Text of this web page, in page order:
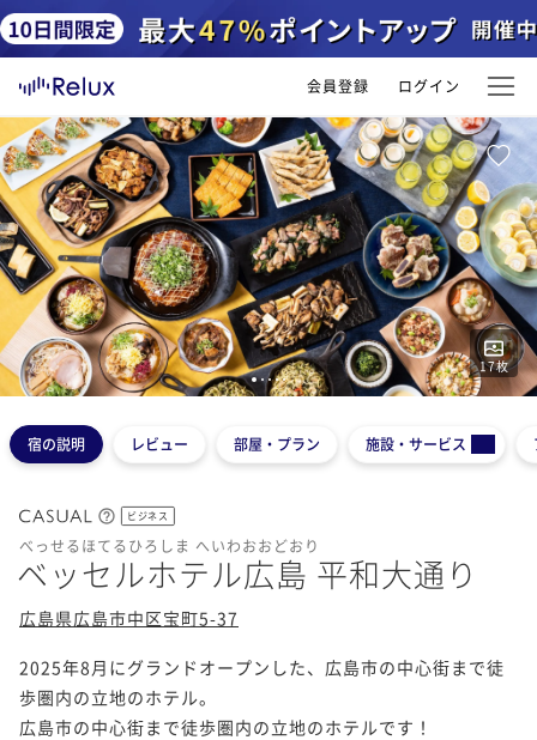
会員登録 ログイン
17枚
12345
宿の説明 レビュー 部屋・プラン 施設・サービス
ビジネス
べっせるほてるひろしま へいわおおどおり
ベッセルホテル広島 平和大通り
広島県広島市中区宝町5-37
2025年8月にグランドオープンした、広島市の中心街まで徒
歩圏内の立地のホテル。
広島市の中心街まで徒歩圏内の立地のホテルです！